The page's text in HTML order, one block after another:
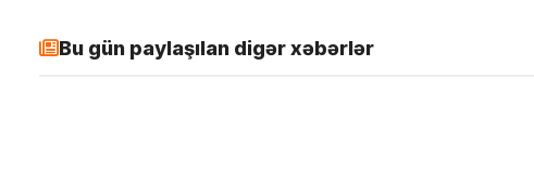
Bu gün paylaşılan digər xəbərlər